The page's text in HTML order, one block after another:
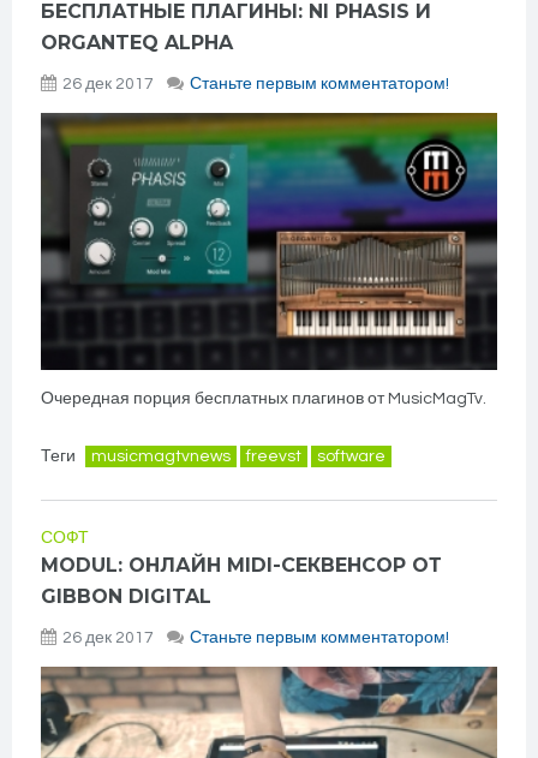
БЕСПЛАТНЫЕ ПЛАГИНЫ: NI PHASIS И
ORGANTEQ ALPHA
26 дек 2017 Станьте первым комментатором!
Очередная порция бесплатных плагинов от MusicMagTv.
Теги musicmagtvnews freevst software
СОФТ
MODUL: ОНЛАЙН MIDI-СЕКВЕНСОР ОТ
GIBBON DIGITAL
26 дек 2017 Станьте первым комментатором!